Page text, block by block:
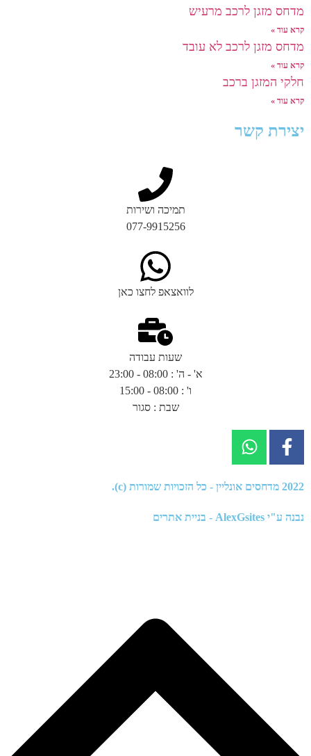
מדחס מזגן לרכב מרעיש
קרא עוד »
מדחס מזגן לרכב לא עובד
קרא עוד »
חלקי המזגן ברכב
קרא עוד »
יצירת קשר
תמיכה ושירות
077-9915256
לוואצאפ לחצו כאן
שעות עבודה
א' - ה' : 08:00 - 23:00
ו' : 08:00 - 15:00
שבת : סגור
נבנה ע"י AlexGsites - בניית אתרים
2022 מדחסים אונליין - כל הזכויות שמורות (c).